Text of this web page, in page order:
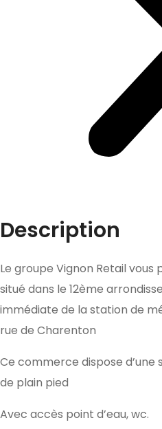
Description
Le groupe Vignon Retail vous
situé dans le 12ème
immédiate de la station de
rue de Charenton
Ce commerce dispose d’une
de plain pied
Avec accès point d’eau, wc.